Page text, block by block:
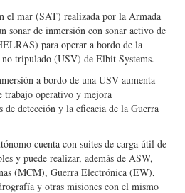
el mar (SAT) realizada por la Armada
sonar de inmersión con sonar activo de
para operar a bordo de la
tripulado (USV) de Elbit Systems.
a bordo de una USV aumenta
trabajo operativo y mejora
de detección y la eficacia de la Guerra
cuenta con suites de carga útil de
y puede realizar, además de ASW,
(MCM), Guerra Electrónica (EW),
y otras misiones con el mismo